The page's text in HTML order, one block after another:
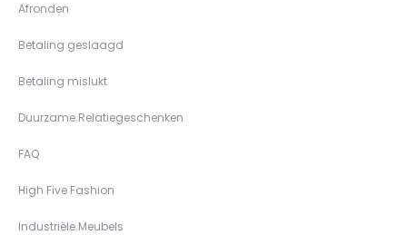
Afronden
Betaling geslaagd
Betaling mislukt
Duurzame Relatiegeschenken
FAQ
High Five Fashion
Industriële Meubels